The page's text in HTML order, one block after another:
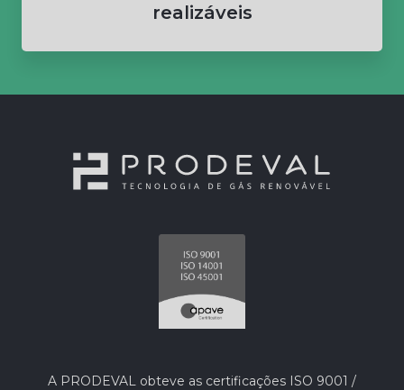
realizáveis
A PRODEVAL obteve as certificações ISO 9001 /